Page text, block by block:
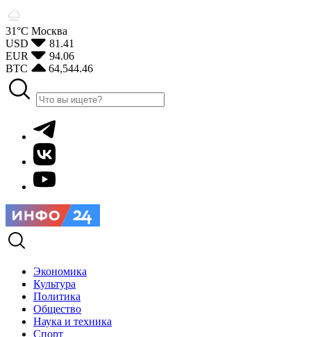
31°С Москва
USD
81.41
EUR
94.06
BTC
64,544.46
Экономика
Культура
Политика
Общество
Наука и техника
Спорт